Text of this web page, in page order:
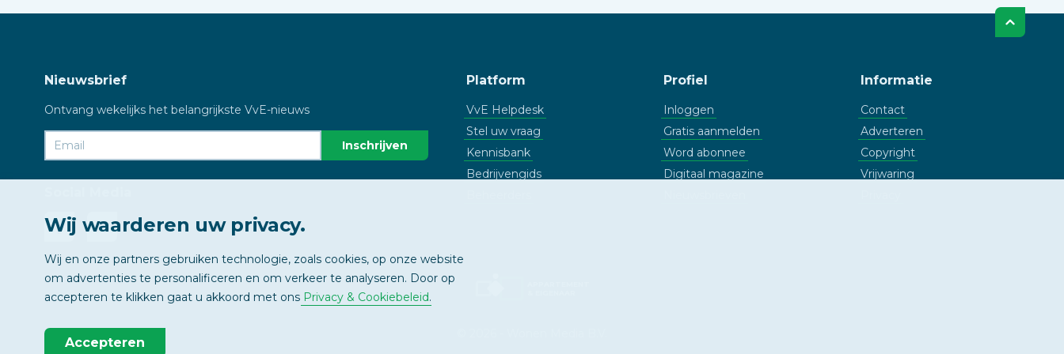
Nieuwsbrief
Ontvang wekelijks het belangrijkste VvE-nieuws
Platform
VvE Helpdesk
Stel uw vraag
Kennisbank
Bedrijvengids
Profiel
Inloggen
Gratis aanmelden
Word abonnee
Digitaal magazine
Informatie
Contact
Adverteren
Copyright
Vrijwaring
Wij waarderen uw privacy.
Wij en onze partners gebruiken technologie, zoals cookies, op onze website
om advertenties te personalificeren en om verkeer te analyseren. Door op
accepteren te klikken gaat u akkoord met ons Privacy & Cookiebeleid.
Accepteren